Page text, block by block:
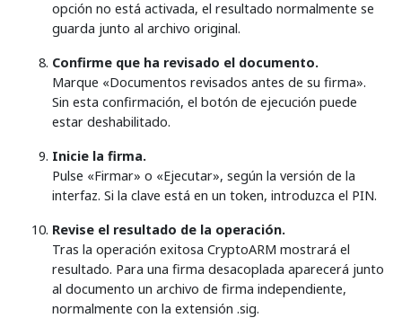
opción no está activada, el resultado normalmente se
guarda junto al archivo original.
Confirme que ha revisado el documento.
Marque «Documentos revisados antes de su firma».
Sin esta confirmación, el botón de ejecución puede
estar deshabilitado.
Inicie la firma.
Pulse «Firmar» o «Ejecutar», según la versión de la
interfaz. Si la clave está en un token, introduzca el PIN.
Revise el resultado de la operación.
Tras la operación exitosa CryptoARM mostrará el
resultado. Para una firma desacoplada aparecerá junto
al documento un archivo de firma independiente,
normalmente con la extensión .sig.